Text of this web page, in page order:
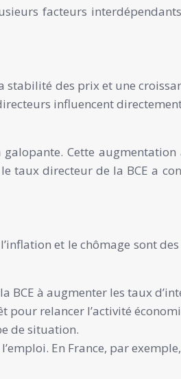
facteurs
des prix et une
influencent
Cette
taux directeur de la BCE a
et le chômage sont
à augmenter les taux
relancer l’activité
de situation.
En France, par